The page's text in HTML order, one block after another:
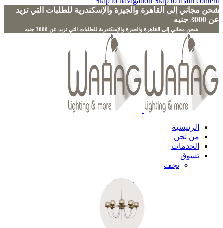
شحن مجاني إلى القاهرة والجيزة والإسكندرية للطلبات التي تزيد
عن 3000 جنيه
الرئيسية
من نحن
الخدمات
تسوق
نجف